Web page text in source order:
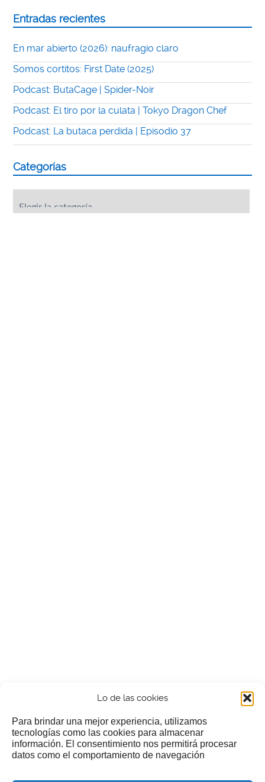
Lo de las cookies
Para brindar una mejor experiencia, utilizamos
tecnologías como las cookies para almacenar
información. El consentimiento nos permitirá procesar
datos como el comportamiento de navegación
Entradas recientes
En mar abierto (2026): naufragio claro
Somos cortitos: First Date (2025)
Podcast: ButaCage | Spider-Noir
Podcast: El tiro por la culata | Tokyo Dragon Chef
Podcast: La butaca perdida | Episodio 37
Categorías
¿Nos invitas a un cafecillo?